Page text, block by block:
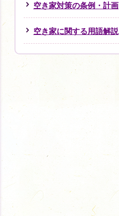
空き家対策の条例・計画
空き家に関する用語解説